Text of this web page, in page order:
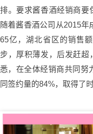
排。要求酱香酒经销商要
随着酱香酒公司从2015
65亿，湖北省区的销售
步，厚积薄发，后发赶超
悉，在全体经销商共同努
同签约量的84%，取得了